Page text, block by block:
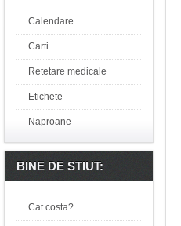
Calendare
Carti
Retetare medicale
Etichete
Naproane
BINE DE STIUT:
Cat costa?